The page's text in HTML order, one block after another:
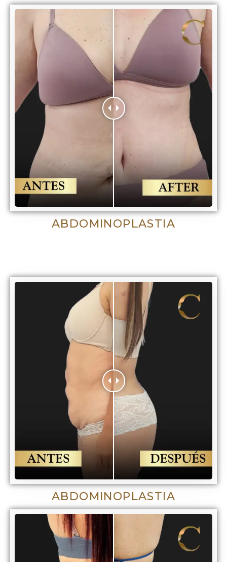
ABDOMINOPLASTIA
ABDOMINOPLASTIA